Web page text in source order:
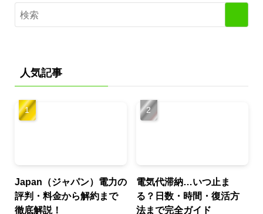
人気記事
Japan（ジャパン）電力の
評判・料金から解約まで
徹底解説！
電気代滞納…いつ止ま
る？日数・時間・復活方
法まで完全ガイド